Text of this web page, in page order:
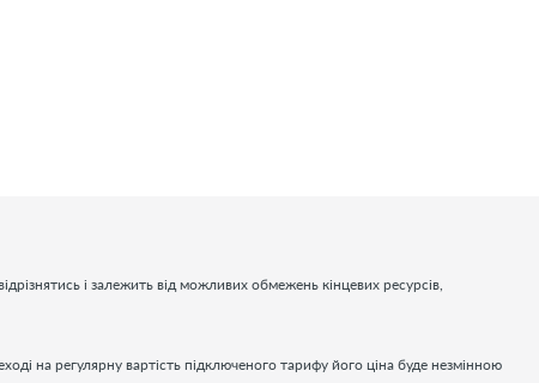
і залежить від можливих обмежень кінцевих ресурсів,
на регулярну вартість підключеного тарифу його ціна буде незмінною